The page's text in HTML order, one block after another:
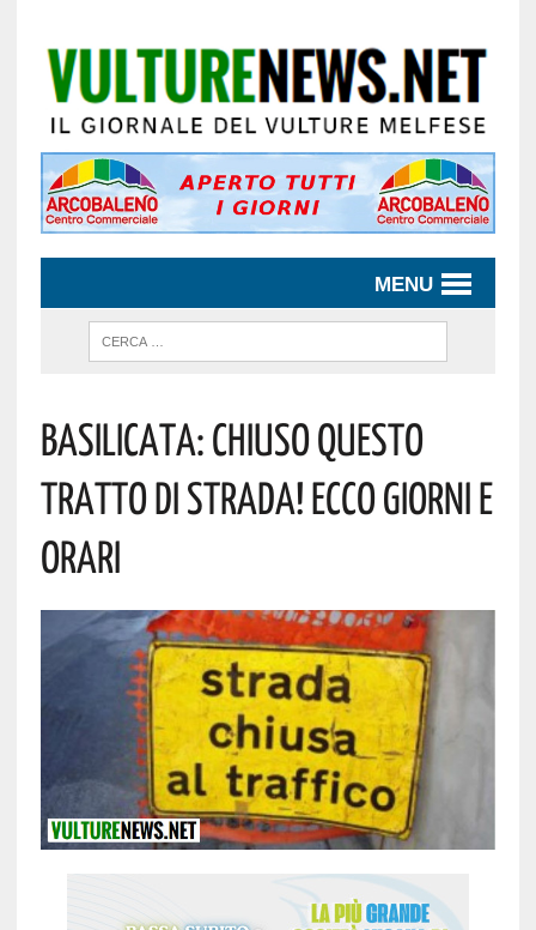
MENU
Basilicata: Chiuso Questo
Tratto Di Strada! Ecco Giorni E
Orari